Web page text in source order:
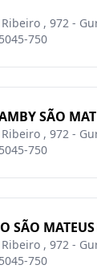
Ribeiro , 972 -
750
SÃO
Ribeiro , 972 -
750
SÃO MATEUS
Ribeiro , 972 -
750